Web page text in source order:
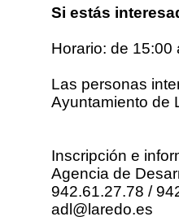
Si estás
Horario: de 15:00
Las personas
Ayuntamiento de
Inscripción e
Agencia de
942.61.27.78 /
adl@laredo.es